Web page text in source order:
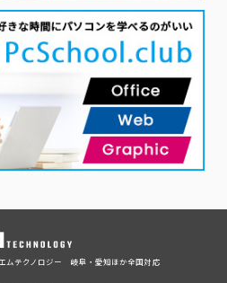
ムテクノロジー 岐阜・愛知ほか全国対応